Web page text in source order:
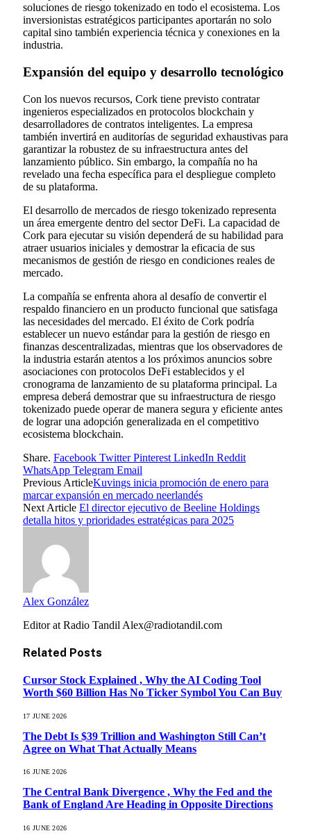
soluciones de riesgo tokenizado en todo el ecosistema. Los
inversionistas estratégicos participantes aportarán no solo
capital sino también experiencia técnica y conexiones en la
industria.
Expansión del equipo y desarrollo tecnológico
Con los nuevos recursos, Cork tiene previsto contratar
ingenieros especializados en protocolos blockchain y
desarrolladores de contratos inteligentes. La empresa
también invertirá en auditorías de seguridad exhaustivas para
garantizar la robustez de su infraestructura antes del
lanzamiento público. Sin embargo, la compañía no ha
revelado una fecha específica para el despliegue completo
de su plataforma.
El desarrollo de mercados de riesgo tokenizado representa
un área emergente dentro del sector DeFi. La capacidad de
Cork para ejecutar su visión dependerá de su habilidad para
atraer usuarios iniciales y demostrar la eficacia de sus
mecanismos de gestión de riesgo en condiciones reales de
mercado.
La compañía se enfrenta ahora al desafío de convertir el
respaldo financiero en un producto funcional que satisfaga
las necesidades del mercado. El éxito de Cork podría
establecer un nuevo estándar para la gestión de riesgo en
finanzas descentralizadas, mientras que los observadores de
la industria estarán atentos a los próximos anuncios sobre
asociaciones con protocolos DeFi establecidos y el
cronograma de lanzamiento de su plataforma principal. La
empresa deberá demostrar que su infraestructura de riesgo
tokenizado puede operar de manera segura y eficiente antes
de lograr una adopción generalizada en el competitivo
ecosistema blockchain.
Share. Facebook Twitter Pinterest LinkedIn Reddit
WhatsApp Telegram Email
Previous ArticleKuvings inicia promoción de enero para
marcar expansión en mercado neerlandés
Next Article El director ejecutivo de Beeline Holdings
detalla hitos y prioridades estratégicas para 2025
Alex González
Editor at Radio Tandil Alex@radiotandil.com
Related Posts
Cursor Stock Explained , Why the AI Coding Tool
Worth $60 Billion Has No Ticker Symbol You Can Buy
17 JUNE 2026
The Debt Is $39 Trillion and Washington Still Can’t
Agree on What That Actually Means
16 JUNE 2026
The Central Bank Divergence , Why the Fed and the
Bank of England Are Heading in Opposite Directions
16 JUNE 2026